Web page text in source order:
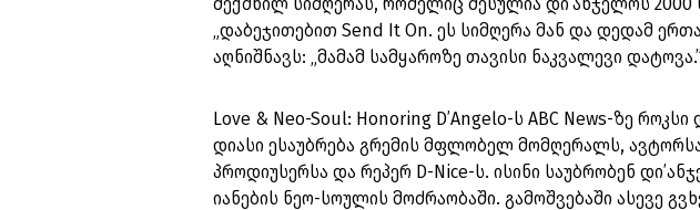
„დაბეჯითებით Send It On. ეს სიმღერა მან და დედამ
აღნიშნავს: „მამამ სამყაროზე თავისი ნაკვალევი დატოვა.”
Love & Neo-Soul: Honoring D’Angelo-ს ABC News-ზე
დიასი ესაუბრება გრემის მფლობელ მომღერალს,
პროდიუსერსა და რეპერ D-Nice-ს. ისინი საუბრობენ
იანების ნეო-სოულის მოძრაობაში. გამოშვებაში ასევე